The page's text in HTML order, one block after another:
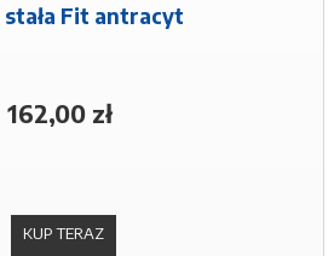
stała Fit antracyt
162,00 zł
KUP TERAZ